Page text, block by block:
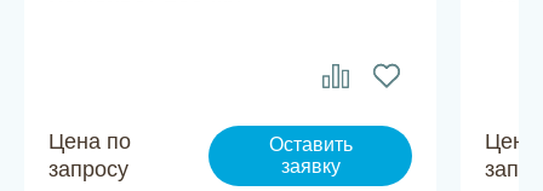
Цена по
запросу
Оставить
заявку
Цена